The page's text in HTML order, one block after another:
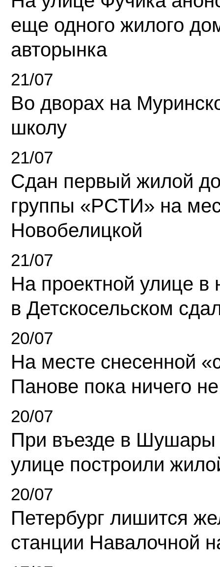
еще одного жилого
авторынка
21/07
Во дворах на
школу
21/07
Сдан первый жилой
группы «РСТИ» на
Новобелицкой
21/07
На проектной улице
в Детскосельском
20/07
На месте снесенной
Панове пока ничего
20/07
При въезде в Шушары
улице построили
20/07
Петербург лишится
станции Навалочной